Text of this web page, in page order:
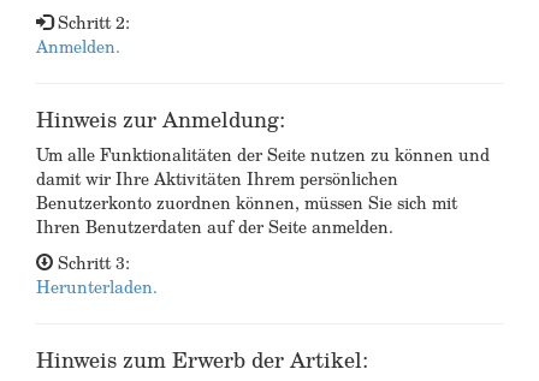
Schritt 2:
Anmelden.
Hinweis zur Anmeldung:
Um alle Funktionalitäten der Seite nutzen zu können und
damit wir Ihre Aktivitäten Ihrem persönlichen
Benutzerkonto zuordnen können, müssen Sie sich mit
Ihren Benutzerdaten auf der Seite anmelden.
Schritt 3:
Herunterladen.
Hinweis zum Erwerb der Artikel: